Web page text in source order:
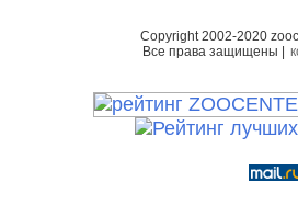
Copyright 2002-2020
Все права защищены |